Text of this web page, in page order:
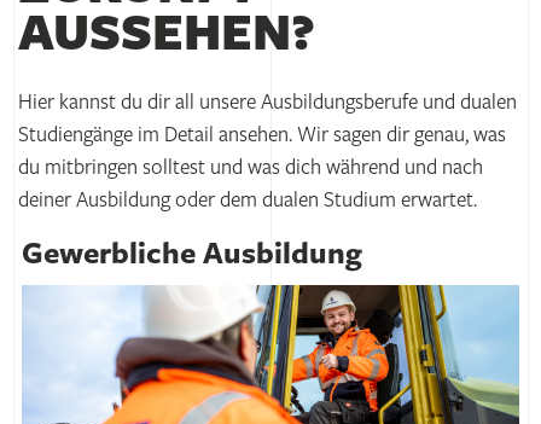
AUSSEHEN?
Hier kannst du dir all unsere Ausbildungsberufe und dualen
Studiengänge im Detail ansehen. Wir sagen dir genau, was
du mitbringen solltest und was dich während und nach
deiner Ausbildung oder dem dualen Studium erwartet.
Gewerbliche Ausbildung